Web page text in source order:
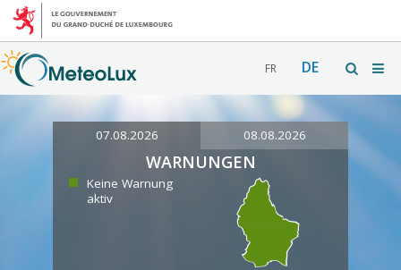
FR DE
07.08.2026 08.08.2026
WARNUNGEN
Keine Warnung
aktiv